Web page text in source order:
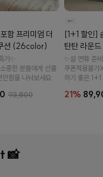
함 프리미엄 더
션 (26color)
✨
중한 분들에게 선물
함을 나눠보세요.
93,800
[1+1 할인]
탄탄 라운
✨설 연휴 준
쿠폰적용불가
하기 좋은
21%
📸